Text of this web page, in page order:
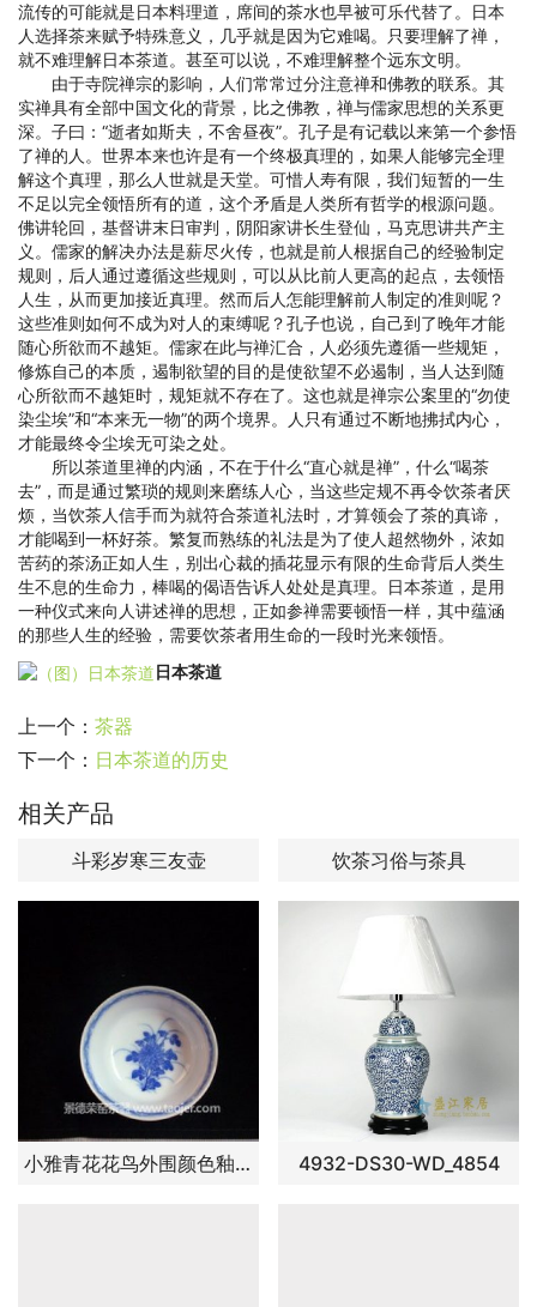
流传的可能就是日本料理道，席间的茶水也早被可乐代替了。日本
人选择茶来赋予特殊意义，几乎就是因为它难喝。只要理解了禅，
就不难理解日本茶道。甚至可以说，不难理解整个远东文明。
由于寺院禅宗的影响，人们常常过分注意禅和佛教的联系。其
实禅具有全部中国文化的背景，比之佛教，禅与儒家思想的关系更
深。子曰：“逝者如斯夫，不舍昼夜”。孔子是有记载以来第一个参悟
了禅的人。世界本来也许是有一个终极真理的，如果人能够完全理
解这个真理，那么人世就是天堂。可惜人寿有限，我们短暂的一生
不足以完全领悟所有的道，这个矛盾是人类所有哲学的根源问题。
佛讲轮回，基督讲末日审判，阴阳家讲长生登仙，马克思讲共产主
义。儒家的解决办法是薪尽火传，也就是前人根据自己的经验制定
规则，后人通过遵循这些规则，可以从比前人更高的起点，去领悟
人生，从而更加接近真理。然而后人怎能理解前人制定的准则呢？
这些准则如何不成为对人的束缚呢？孔子也说，自己到了晚年才能
随心所欲而不越矩。儒家在此与禅汇合，人必须先遵循一些规矩，
修炼自己的本质，遏制欲望的目的是使欲望不必遏制，当人达到随
心所欲而不越矩时，规矩就不存在了。这也就是禅宗公案里的“勿使
染尘埃”和“本来无一物”的两个境界。人只有通过不断地拂拭内心，
才能最终令尘埃无可染之处。
所以茶道里禅的内涵，不在于什么“直心就是禅”，什么“喝茶
去”，而是通过繁琐的规则来磨练人心，当这些定规不再令饮茶者厌
烦，当饮茶人信手而为就符合茶道礼法时，才算领会了茶的真谛，
才能喝到一杯好茶。繁复而熟练的礼法是为了使人超然物外，浓如
苦药的茶汤正如人生，别出心裁的插花显示有限的生命背后人类生
生不息的生命力，棒喝的偈语告诉人处处是真理。日本茶道，是用
一种仪式来向人讲述禅的思想，正如参禅需要顿悟一样，其中蕴涵
的那些人生的经验，需要饮茶者用生命的一段时光来领悟。
日本茶道
上一个： 茶器
下一个： 日本茶道的历史
相关产品
斗彩岁寒三友壶 饮茶习俗与茶具
小雅青花花鸟外围颜色釉茶杯 4932-DS30-WD_4854